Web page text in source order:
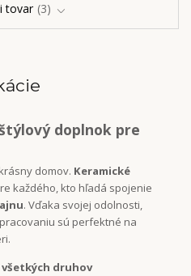
tovar 3
doplnok pre
domov. Keramické
každého, kto hľadá spojenie
. Vďaka svojej odolnosti,
sú perfektné na
druhov